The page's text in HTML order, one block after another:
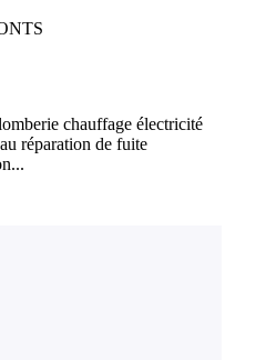
chauffage électricité
réparation de fuite